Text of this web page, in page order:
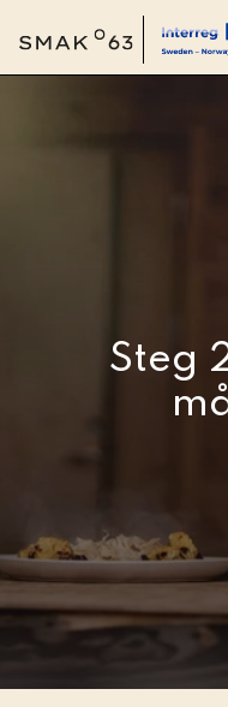
Starta eller
Hem och
Tillbaka till
Hitta din målgrupp
Steg